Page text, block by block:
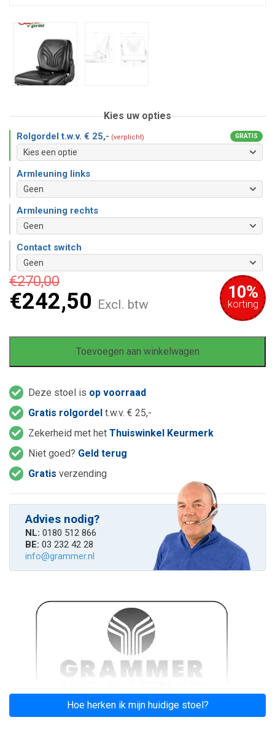
Kies uw opties
Rolgordel t.w.v. € 25,- (verplicht) GRATIS
Armleuning links
Armleuning rechts
Contact switch
€270,00
€242,50 10%
korting
Excl. btw
Toevoegen aan winkelwagen
Deze stoel is op voorraad
Gratis rolgordel t.w.v. € 25,-
Zekerheid met het Thuiswinkel Keurmerk
Niet goed? Geld terug
Gratis verzending
Advies nodig?
NL: 0180 512 866
BE: 03 232 42 28
info@grammer.nl
Hoe herken ik mijn huidige stoel?